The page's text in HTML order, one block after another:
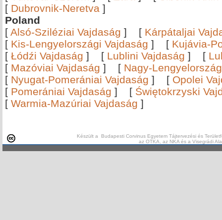
[ Dubrovnik-Neretva ]
Poland
[ Alsó-Sziléziai Vajdaság ] [ Kárpátaljai
[ Kis-Lengyelországi Vajdaság ] [ Kujávia-
[ Łódźi Vajdaság ] [ Lublini Vajdaság ] [
[ Mazóviai Vajdaság ] [ Nagy-
[ Nyugat-Pomerániai Vajdaság ] [ Opolei
[ Pomerániai Vajdaság ] [ Świętokrzyski
[ Warmia-Mazúriai Vajdaság ]
Készült a Budapesti Corvinus Egyetem Tájtervezési és
az OTKA, az NKA és a Visegrádi